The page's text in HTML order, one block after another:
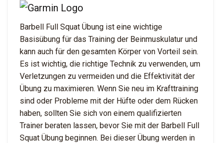
Barbell Full Squat Übung ist eine wichtige
Basisübung für das Training der Beinmuskulatur und
kann auch für den gesamten Körper von Vorteil sein.
Es ist wichtig, die richtige Technik zu verwenden, um
Verletzungen zu vermeiden und die Effektivität der
Übung zu maximieren. Wenn Sie neu im Krafttraining
sind oder Probleme mit der Hüfte oder dem Rücken
haben, sollten Sie sich von einem qualifizierten
Trainer beraten lassen, bevor Sie mit der Barbell Full
Squat Übung beginnen. Bei dieser Übung werden in